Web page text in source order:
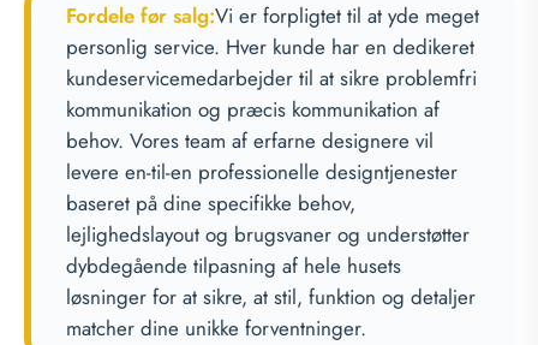
Fordele før salg:Vi er forpligtet til at yde meget
personlig service. Hver kunde har en dedikeret
kundeservicemedarbejder til at sikre problemfri
kommunikation og præcis kommunikation af
behov. Vores team af erfarne designere vil
levere en-til-en professionelle designtjenester
baseret på dine specifikke behov,
lejlighedslayout og brugsvaner og understøtter
dybdegående tilpasning af hele husets
løsninger for at sikre, at stil, funktion og detaljer
matcher dine unikke forventninger.